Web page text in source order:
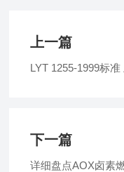
上一篇
LYT 1255-1999标
下一篇
详细盘点AOX卤素